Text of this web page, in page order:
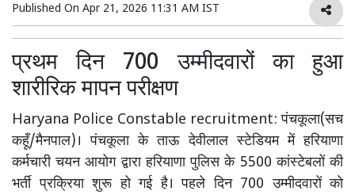
Published On Apr 21, 2026 11:31 AM IST
प्रथम दिन 700 उम्मीदवारों का हुआ
शारीरिक मापन परीक्षण
Haryana Police Constable recruitment: पंचकूला(सच
कहूँ/मैनपाल)। पंचकूला के ताऊ देवीलाल स्टेडियम में हरियाणा
कर्मचारी चयन आयोग द्वारा हरियाणा पुलिस के 5500 कांस्टेबलों की
भर्ती प्रक्रिया शुरू हो गई है। पहले दिन 700 उम्मीदवारों को